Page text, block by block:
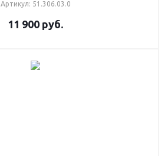
Артикул: 51.306.03.0
11 900 руб.